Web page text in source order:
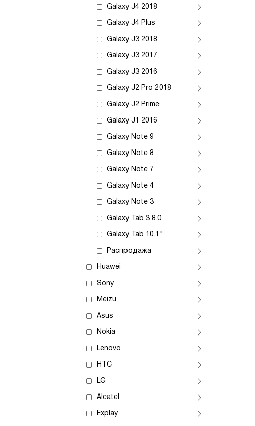
Galaxy J4 2018
Galaxy J4 Plus
Galaxy J3 2018
Galaxy J3 2017
Galaxy J3 2016
Galaxy J2 Pro 2018
Galaxy J2 Prime
Galaxy J1 2016
Galaxy Note 9
Galaxy Note 8
Galaxy Note 7
Galaxy Note 4
Galaxy Note 3
Galaxy Tab 3 8.0
Galaxy Tab 10.1"
Распродажа
Huawei
Sony
Meizu
Asus
Nokia
Lenovo
HTC
LG
Alcatel
Explay